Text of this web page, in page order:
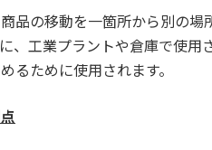
品の移動を一箇所から別の場
、工業プラントや倉庫で使用
るために使用されます。